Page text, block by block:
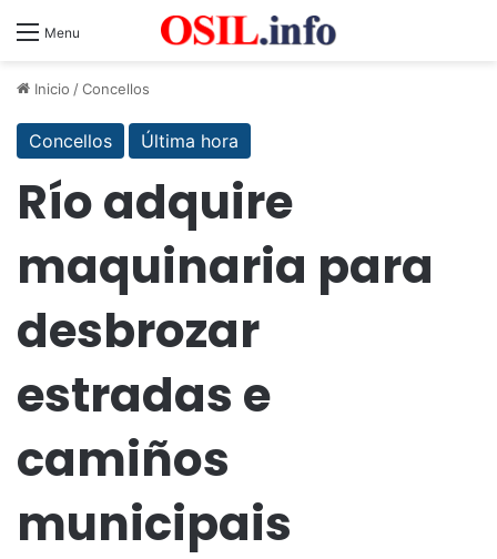
Menu
Inicio /Concellos
Concellos Última hora
Río adquire
maquinaria para
desbrozar
estradas e
camiños
municipais